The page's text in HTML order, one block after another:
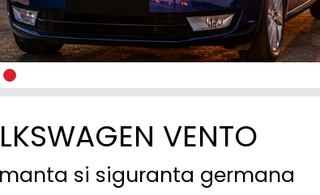
VENTO
si siguranta germana